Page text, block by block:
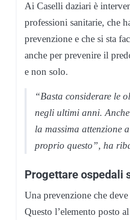
Ai Caselli daziari è
professioni sanitarie, che
prevenzione e che si sta
anche per prevenire il
e non solo.
“Basta considerare le
negli ultimi anni.
la massima attenzione
proprio questo”, ha
Progettare ospedali
Una prevenzione che
Questo l’elemento posto